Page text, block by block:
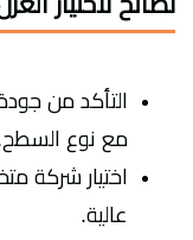
التأكد من
مع نوع
اختيار شركة
عالية.